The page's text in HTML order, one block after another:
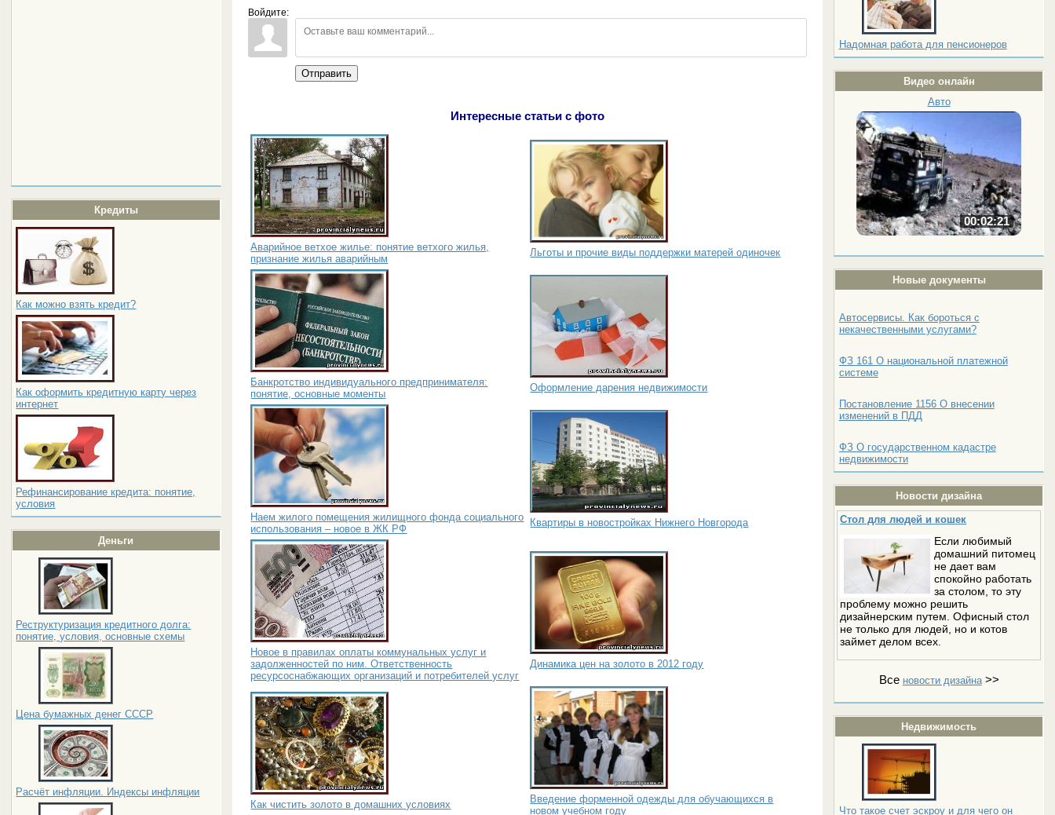
Кредиты
Как можно взять кредит?
Как оформить кредитную карту через
интернет
Рефинансирование кредита: понятие,
условия
Деньги
Реструктуризация кредитного долга:
понятие, условия, основные схемы
Цена бумажных денег СССР
Расчёт инфляции. Индексы инфляции
Надомная работа для пенсионеров
Видео онлайн
Авто
00:02:21
Новые документы
Автосервисы. Как бороться с
некачественными услугами?
ФЗ 161 О национальной платежной
системе
Постановление 1156 О внесении
изменений в ПДД
ФЗ О государственном кадастре
недвижимости
Новости дизайна
Стол для людей и кошек
Если любимый
домашний питомец
не дает вам
спокойно работать
за столом, то эту
проблему можно решить
дизайнерским путем. Офисный стол
не только для людей, но и котов
займет делом всех.
Все новости дизайна>>
Недвижимость
Что такое счет эскроу и для чего он
Войдите:
Отправить
Интересные статьи с фото
Аварийное ветхое жилье: понятие ветхого жилья,
признание жилья аварийным
Льготы и прочие виды поддержки матерей одиночек
Банкротство индивидуального предпринимателя:
понятие, основные моменты
Оформление дарения недвижимости
Наем жилого помещения жилищного фонда социального
использования – новое в ЖК РФ
Квартиры в новостройках Нижнего Новгорода
Новое в правилах оплаты коммунальных услуг и
задолженностей по ним. Ответственность
ресурсоснабжающих организаций и потребителей услуг
Динамика цен на золото в 2012 году
Как чистить золото в домашних условиях
Введение форменной одежды для обучающихся в
новом учебном году